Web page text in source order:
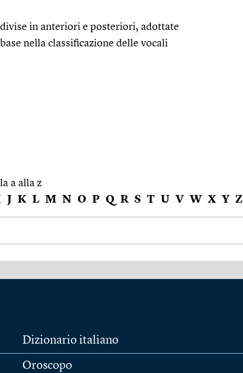
in anteriori e posteriori, adottate
nella classificazione delle vocali
a alla z
J K L M N O P Q R S T U V W X Y Z
Dizionario italiano
Oroscopo